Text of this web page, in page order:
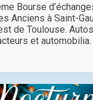
Bourse
Anciens à Saint-
de Toulouse.
et automobilia.